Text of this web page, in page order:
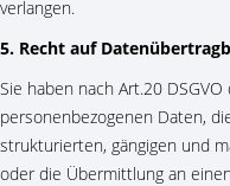
verlangen.
5. Recht auf
Sie haben nach Art.20
personenbezogenen Daten,
strukturierten, gängigen und
oder die Übermittlung an